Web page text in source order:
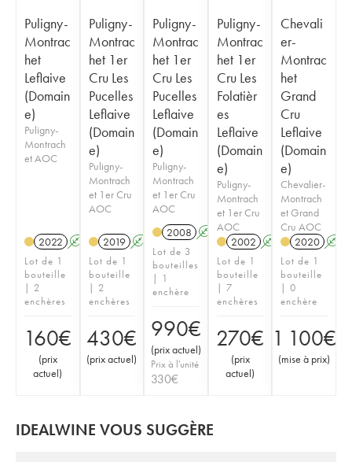
Puligny-
Montrac
het
Leflaive
(Domain
e)
Puligny-
Montrach
et AOC
2022 A
Lot de 1
bouteille
| 2
enchères
160€
(prix
actuel)
Puligny-
Montrac
het 1er
Cru Les
Pucelles
Leflaive
(Domain
e)
Puligny-
Montrach
et 1er Cru
AOC
2019 A
Lot de 1
bouteille
| 2
enchères
430€
(prix actuel)
Puligny-
Montrac
het 1er
Cru Les
Pucelles
Leflaive
(Domain
e)
Puligny-
Montrach
et 1er Cru
AOC
2008 A
Lot de 3
bouteilles
| 1
enchère
990€
(prix actuel)
Prix à l'unité
330€
Puligny-
Montrac
het 1er
Cru Les
Folatièr
es
Leflaive
(Domain
e)
Puligny-
Montrach
et 1er Cru
AOC
2002 A
Lot de 1
bouteille
| 7
enchères
270€
(prix
actuel)
Chevali
er-
Montrac
het
Grand
Cru
Leflaive
(Domain
e)
Chevalier-
Montrach
et Grand
Cru AOC
2020 A
Lot de 1
bouteille
| 0
enchère
1 100€
(mise à prix)
IDEALWINE VOUS SUGGÈRE